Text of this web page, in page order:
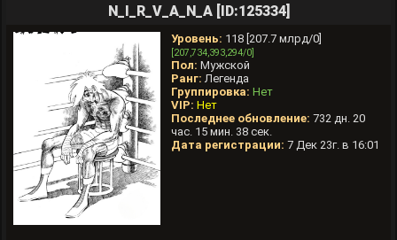
N_I_R_V_A_N_A [ID:125334]
Уровень: 118 [207.7 млрд/0]
[207,734,393,294/0]
Пол: Мужской
Ранг: Легенда
Группировка: Нет
VIP: Нет
Последнее обновление: 732 дн. 20
час. 15 мин. 38 сек.
Дата регистрации: 7 Дек 23г. в 16:01